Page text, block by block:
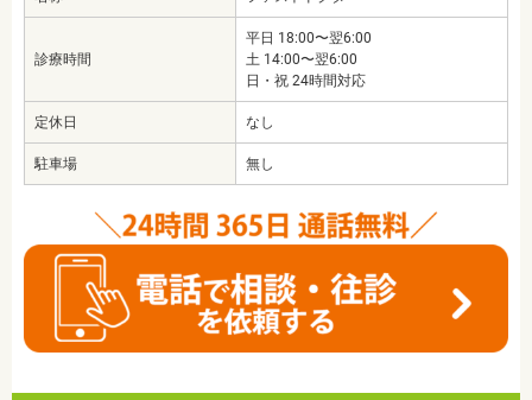
診療時間
平日 18:00〜翌6:00
土 14:00〜翌6:00
日・祝 24時間対応
定休日 なし
駐車場 無し